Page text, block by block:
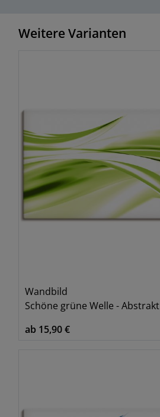
Weitere Varianten
Wandbild
Schöne grüne Welle - Abstrakt
ab 15,90 €